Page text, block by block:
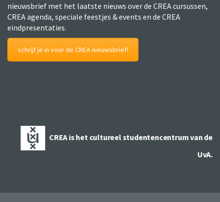
nieuwsbrief met het laatste nieuws over de CREA cursussen,
CREA agenda, speciale feestjes & events en de CREA
eindpresentaties.
schrijf je in voor de CREA nieuwsbrief!
CREA is het cultureel studentencentrum van de
UvA.